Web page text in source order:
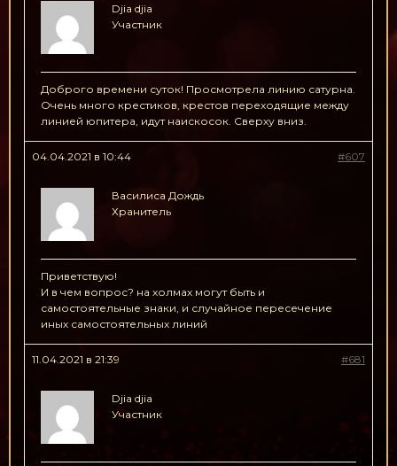
Djia djia
Участник
Доброго времени суток! Просмотрела линию сатурна.
Очень много крестиков, крестов переходящие между
линией юпитера, идут наискосок. Сверху вниз.
04.04.2021 в 10:44 #607
Василиса Дождь
Хранитель
Приветствую!
И в чем вопрос? на холмах могут быть и
самостоятельные знаки, и случайное пересечение
иных самостоятельных линий
11.04.2021 в 21:39 #681
Djia djia
Участник